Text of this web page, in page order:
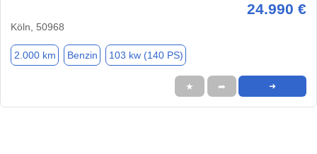
24.990 €
Köln, 50968
2.000 km Benzin 103 kw (140 PS)
★ ➦ ➜